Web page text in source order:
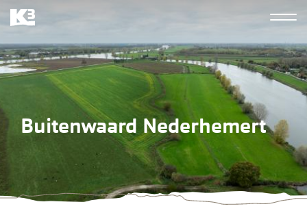
Overslaan
en
naar
de
gaan
K3
derde
Buitenwaard Nederhemert